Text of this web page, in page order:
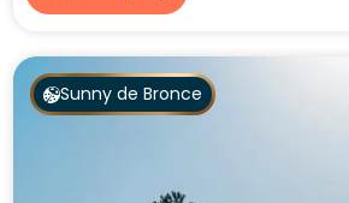
Sunny de Bronce